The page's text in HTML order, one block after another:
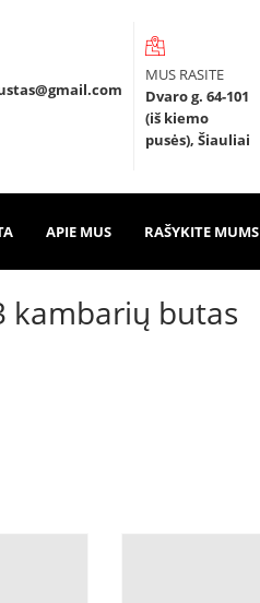
MUS RASITE
Dvaro g. 64-101
(iš kiemo
pusės), Šiauliai
APIE MUS RAŠYKITE MUMS
kambarių butas